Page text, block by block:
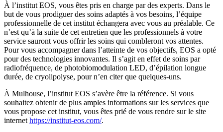
À l’institut EOS, vous êtes pris en charge par des experts. Dans le
but de vous prodiguer des soins adaptés à vos besoins, l’équipe
professionnelle de cet institut échangera avec vous au préalable. Ce
n’est qu’à la suite de cet entretien que les professionnels à votre
service sauront vous offrir les soins qui combleront vos attentes.
Pour vous accompagner dans l’atteinte de vos objectifs, EOS a opté
pour des technologies innovantes. Il s’agit en effet de soins par
radiofréquence, de photobiomodulation LED, d’épilation longue
durée, de cryolipolyse, pour n’en citer que quelques-uns.
À Mulhouse, l’institut EOS s’avère être la référence. Si vous
souhaitez obtenir de plus amples informations sur les services que
vous propose cet institut, vous êtes prié de vous rendre sur le site
internet https://institut-eos.com/.